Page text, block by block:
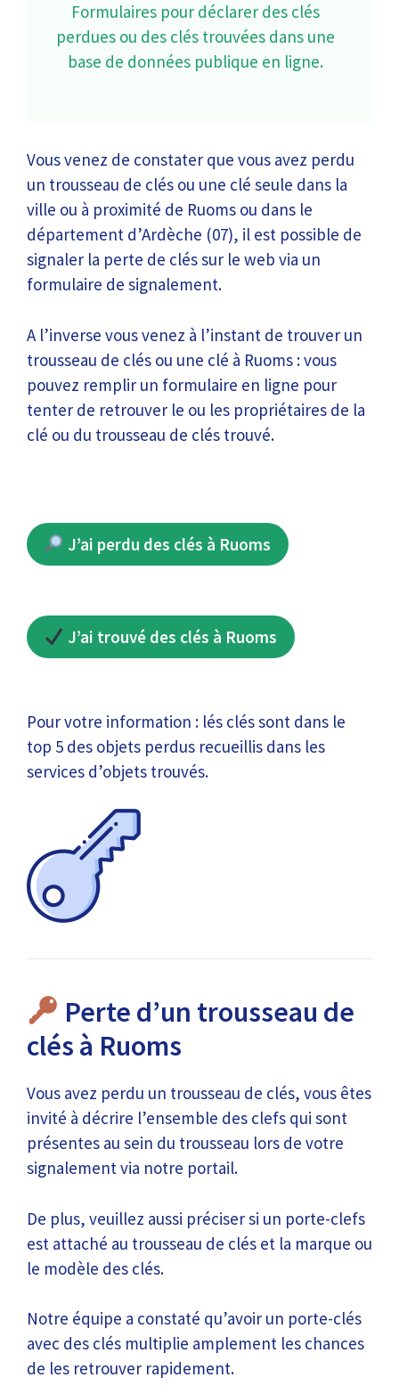
Formulaires pour déclarer des clés
perdues ou des clés trouvées dans une
base de données publique en ligne.
Vous venez de constater que vous avez perdu
un trousseau de clés ou une clé seule dans la
ville ou à proximité de Ruoms ou dans le
département d’Ardèche (07), il est possible de
signaler la perte de clés sur le web via un
formulaire de signalement.
A l’inverse vous venez à l’instant de trouver un
trousseau de clés ou une clé à Ruoms : vous
pouvez remplir un formulaire en ligne pour
tenter de retrouver le ou les propriétaires de la
clé ou du trousseau de clés trouvé.
J’ai perdu des clés à Ruoms
J’ai trouvé des clés à Ruoms
Pour votre information : lés clés sont dans le
top 5 des objets perdus recueillis dans les
services d’objets trouvés.
Perte d’un trousseau de
clés à Ruoms
Vous avez perdu un trousseau de clés, vous êtes
invité à décrire l’ensemble des clefs qui sont
présentes au sein du trousseau lors de votre
signalement via notre portail.
De plus, veuillez aussi préciser si un porte-clefs
est attaché au trousseau de clés et la marque ou
le modèle des clés.
Notre équipe a constaté qu’avoir un porte-clés
avec des clés multiplie amplement les chances
de les retrouver rapidement.